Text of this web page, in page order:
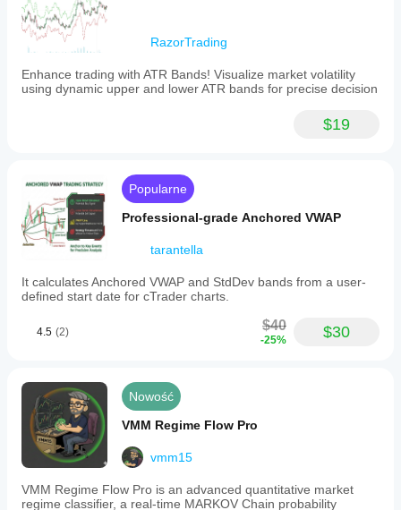
RazorTrading
Enhance trading with ATR Bands! Visualize market volatility
using dynamic upper and lower ATR bands for precise decision
$19
Popularne
Professional-grade Anchored VWAP
tarantella
It calculates Anchored VWAP and StdDev bands from a user-
defined start date for cTrader charts.
4.5 (2) $40
-25% $30
Nowość
VMM Regime Flow Pro
vmm15
VMM Regime Flow Pro is an advanced quantitative market
regime classifier, a real-time MARKOV Chain probability